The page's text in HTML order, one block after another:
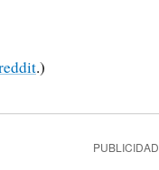
.)
PUBLICIDAD